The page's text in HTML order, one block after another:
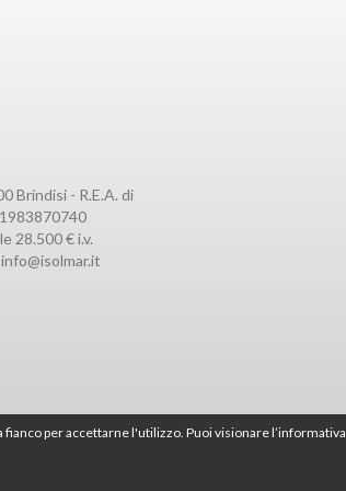
Brindisi - R.E.A. di
28.500 € i.v.
info@isolmar.it
per accettarne l'utilizzo. Puoi visionare l’informativa